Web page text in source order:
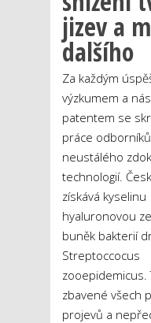
jizev a
dalšího
Za každým
výzkumem a
patentem se
práce
neustálého
technologií.
získává kyselinu
hyaluronovou
buněk bakterií
Streptoccocus
zooepidemicus.
zbavené všech
projevů a